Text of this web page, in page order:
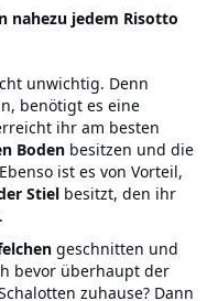
nahezu jedem Risotto
unwichtig. Denn
benötigt es eine
ihr am besten
Boden besitzen und die
ist es von Vorteil,
Stiel besitzt, den ihr
geschnitten und
bevor überhaupt der
zuhause? Dann